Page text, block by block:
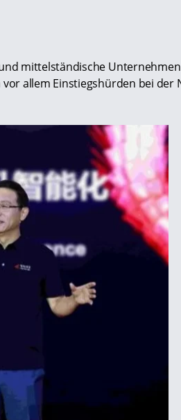
mittelständische
allem Einstiegshürden bei der